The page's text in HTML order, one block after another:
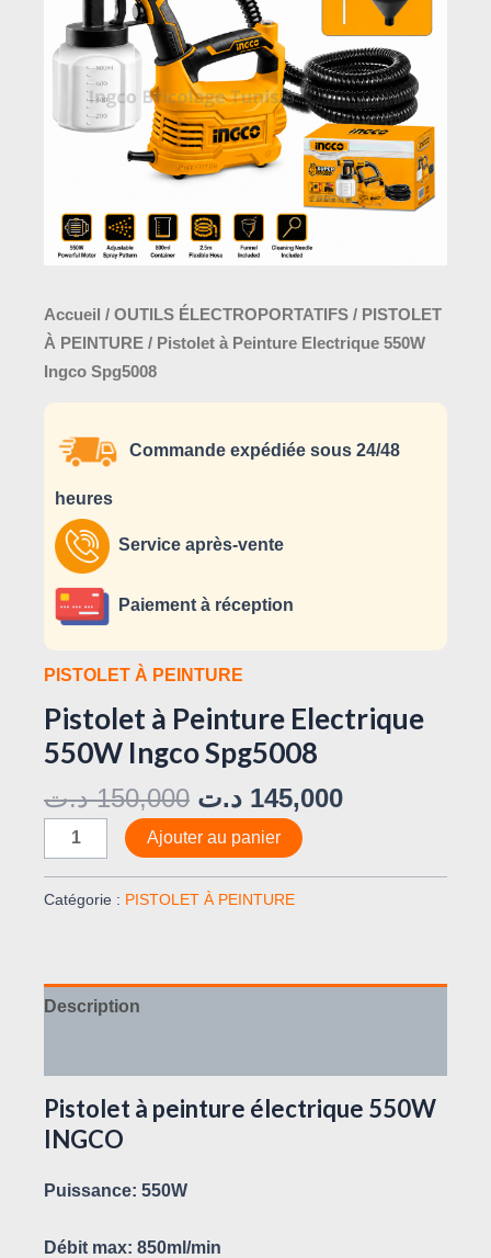
Accueil / OUTILS ÉLECTROPORTATIFS / PISTOLET
À PEINTURE / Pistolet à Peinture Electrique 550W
Ingco Spg5008
Commande expédiée sous 24/48
heures
Service après-vente
Paiement à réception
PISTOLET À PEINTURE
Pistolet à Peinture Electrique
550W Ingco Spg5008
150,000 د.ت 145,000 د.ت
Electrique
550W
Ingco
Spg5008
Ajouter au panier
Catégorie : PISTOLET À PEINTURE
Description
Pistolet à peinture électrique 550W
INGCO
Puissance: 550W
Débit max: 850ml/min